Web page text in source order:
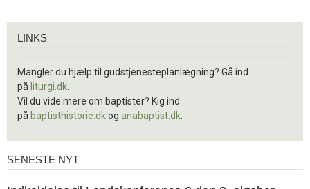
LINKS
Mangler du hjælp til gudstjenesteplanlægning? Gå ind
på liturgi.dk
Vil du vide mere om baptister? Kig ind
på baptisthistorie.dkog anabaptist.dk
Seneste
SENESTE NYT
1.